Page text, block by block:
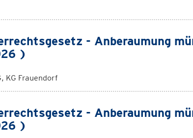
- Anberaumung
)
KG Frauendorf
- Anberaumung
)